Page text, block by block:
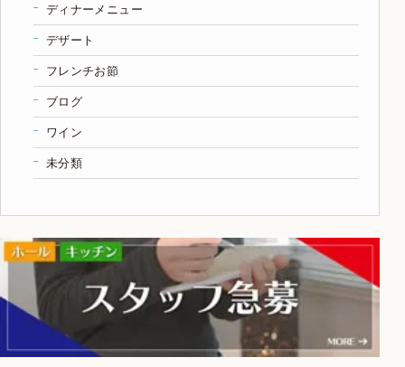
ディナーメニュー
デザート
フレンチお節
ブログ
ワイン
未分類